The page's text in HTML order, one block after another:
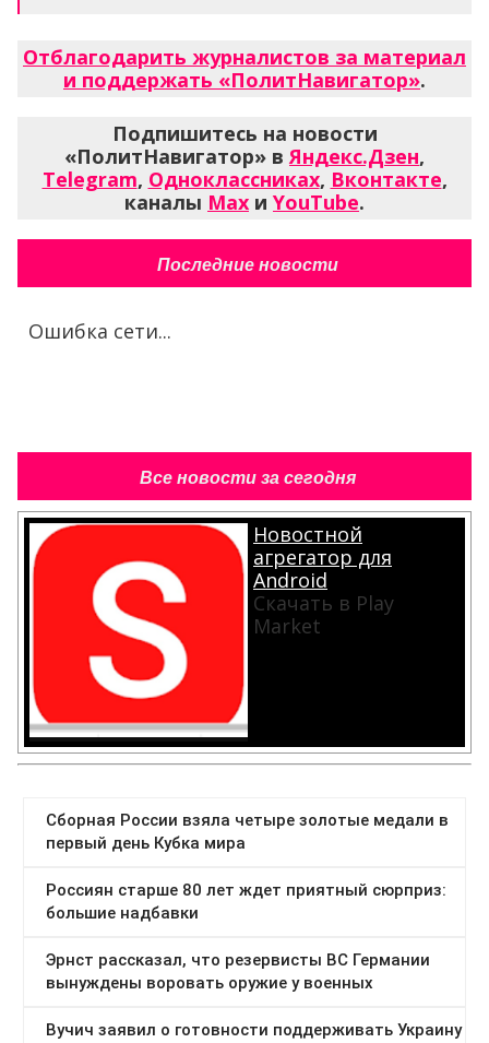
Отблагодарить журналистов за материал
и поддержать «ПолитНавигатор».
Подпишитесь на новости
«ПолитНавигатор» вЯндекс.Дзен,
Telegram, Одноклассниках, Вконтакте,
каналы Max и YouTube.
Последние новости
Ошибка сети...
Все новости за сегодня
Новостной
агрегатор для
Android
Скачать в Play
Market